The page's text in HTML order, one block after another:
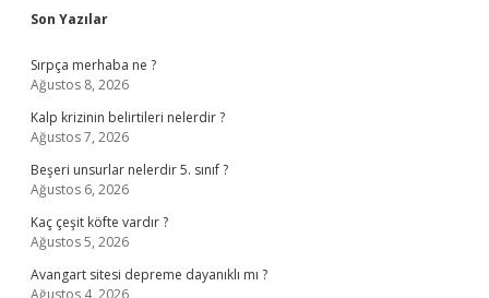
Sidebar
Son Yazılar
Sırpça merhaba ne ?
Ağustos 8, 2026
Kalp krizinin belirtileri nelerdir ?
Ağustos 7, 2026
Beşeri unsurlar nelerdir 5. sınıf ?
Ağustos 6, 2026
Kaç çeşit köfte vardır ?
Ağustos 5, 2026
Avangart sitesi depreme dayanıklı mı ?
Ağustos 4, 2026